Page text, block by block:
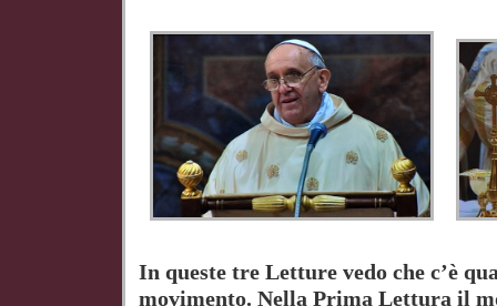
In queste tre Letture vedo che c’è
movimento. Nella Prima Lettura il